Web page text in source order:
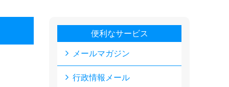
便利なサービス
メールマガジン
行政情報メール